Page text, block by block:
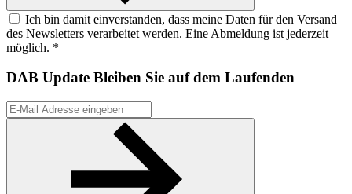
Ich bin damit einverstanden, dass meine Daten für den Versand
des Newsletters verarbeitet werden. Eine Abmeldung ist jederzeit
möglich. *
DAB Update Bleiben Sie auf dem Laufenden